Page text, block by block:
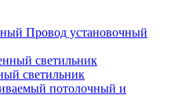
Провод установочный
светильник